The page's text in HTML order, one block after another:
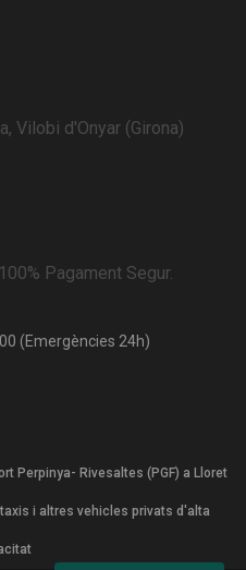
Vilobi d'Onyar (Girona)
Pagament Segur.
(Emergències 24h)
Perpinya- Rivesaltes (PGF) a Lloret
i altres vehicles privats d'alta